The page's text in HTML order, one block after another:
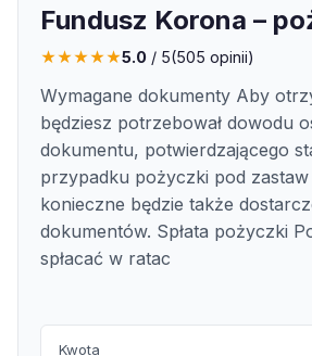
Fundusz Korona –
★★★★★5.0 / 5(505 opinii)
Wymagane dokumenty Aby
będziesz potrzebował dowodu
dokumentu, potwierdzającego
przypadku pożyczki pod
konieczne będzie także
dokumentów. Spłata pożyczki
spłacać w ratac
Kwota